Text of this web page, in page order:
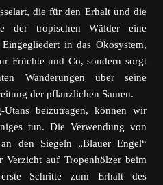
die für den Erhalt und die
der tropischen Wälder eine
in das Ökosystem,
Früchte und Co, sondern sorgt
Wanderungen über seine
der pflanzlichen Samen.
beizutragen, können wir
tun. Die Verwendung von
den Siegeln „Blauer Engel“
Verzicht auf Tropenhölzer beim
Schritte zum Erhalt des